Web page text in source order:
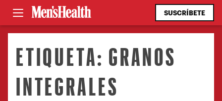
SUSCRÍBETE
ETIQUETA: GRANOS
INTEGRALES